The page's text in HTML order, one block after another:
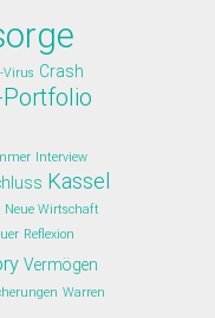
Virus Crash
Portfolio
Interview
Kassel
Neue Wirtschaft
Reflexion
Vermögen
Warren